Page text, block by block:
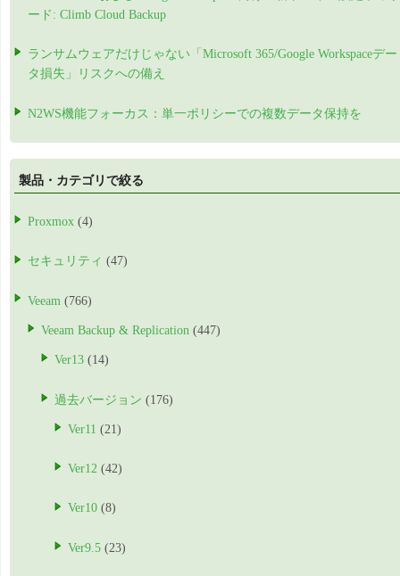
ード: Climb Cloud Backup
ランサムウェアだけじゃない「Microsoft 365/Google Workspaceデー
タ損失」リスクへの備え
N2WS機能フォーカス：単一ポリシーでの複数データ保持を
製品・カテゴリで絞る
Proxmox (4)
セキュリティ (47)
Veeam (766)
Veeam Backup & Replication (447)
Ver13 (14)
過去バージョン (176)
Ver11 (21)
Ver12 (42)
Ver10 (8)
Ver9.5 (23)